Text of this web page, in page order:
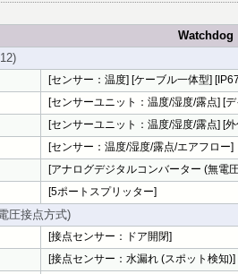
Watchdog
[センサー：温度] [ケーブル一体型]
[センサーユニット：温度/湿度/露点] [
[センサーユニット：温度/湿度/露点] [
[センサー：温度/湿度/露点/エアフロー]
[アナログデジタルコンバーター (無電
[5ポートスプリッター]
圧接点方式)
[接点センサー：ドア開閉]
[接点センサー：水漏れ (スポット検知)]